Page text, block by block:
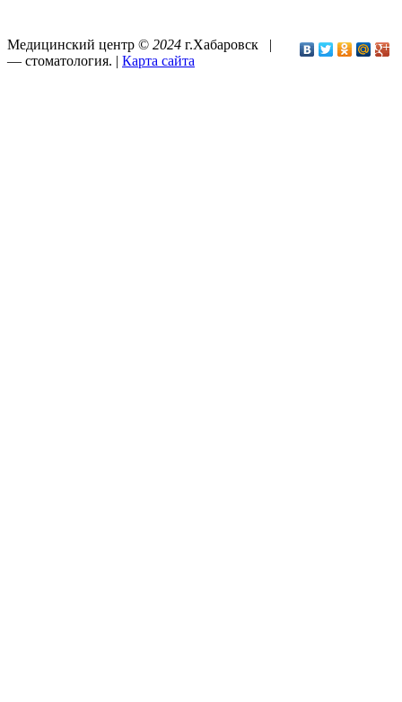
Медицинский центр © 2024 г.Хабаровск |
— стоматология. | Карта сайта